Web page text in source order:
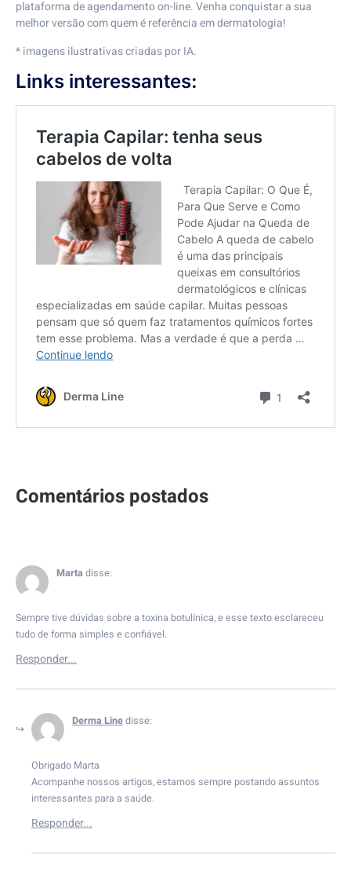
plataforma de agendamento on-line. Venha conquistar a sua
melhor versão com quem é referência em dermatologia!
* imagens ilustrativas criadas por IA.
Links interessantes:
Martadisse:
Sempre tive dúvidas sobre a toxina botulínica, e esse texto esclareceu
tudo de forma simples e confiável.
Derma Linedisse:
Obrigado Marta
Acompanhe nossos artigos, estamos sempre postando assuntos
interessantes para a saúde.